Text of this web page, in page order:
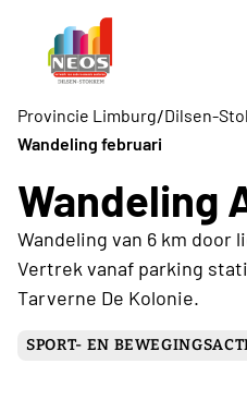
Provincie Limburg/Dilsen-
Wandeling februari
Wandeling
Wandeling van 6 km door
Vertrek vanaf parking
Tarverne De Kolonie.
SPORT- EN